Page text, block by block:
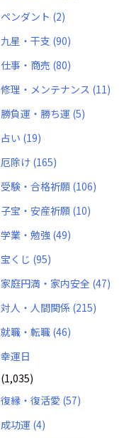
ペンダント (2)
九星・干支 (90)
仕事・商売 (80)
修理・メンテナンス (11)
勝負運・勝ち運 (5)
占い (19)
厄除け (165)
受験・合格祈願 (106)
子宝・安産祈願 (10)
学業・勉強 (49)
宝くじ (95)
家庭円満・家内安全 (47)
対人・人間関係 (215)
就職・転職 (46)
幸運日
(1,035)
復縁・復活愛 (57)
成功運 (4)